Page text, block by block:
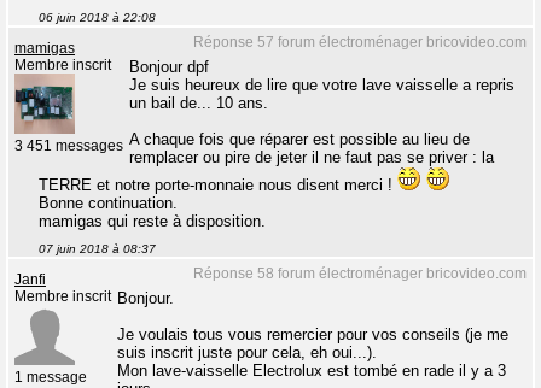
06 juin 2018 à 22:08
Réponse 57 forum électroménager bricovideo.com
mamigas
Membre inscrit
3 451 messages
Bonjour dpf
Je suis heureux de lire que votre lave vaisselle a repris
un bail de... 10 ans.
A chaque fois que réparer est possible au lieu de
remplacer ou pire de jeter il ne faut pas se priver : la
TERRE et notre porte-monnaie nous disent merci !
Bonne continuation.
mamigas qui reste à disposition.
07 juin 2018 à 08:37
Réponse 58 forum électroménager bricovideo.com
Janfi
Membre inscrit
1 message
Bonjour.
Je voulais tous vous remercier pour vos conseils (je me
suis inscrit juste pour cela, eh oui...).
Mon lave-vaisselle Electrolux est tombé en rade il y a 3